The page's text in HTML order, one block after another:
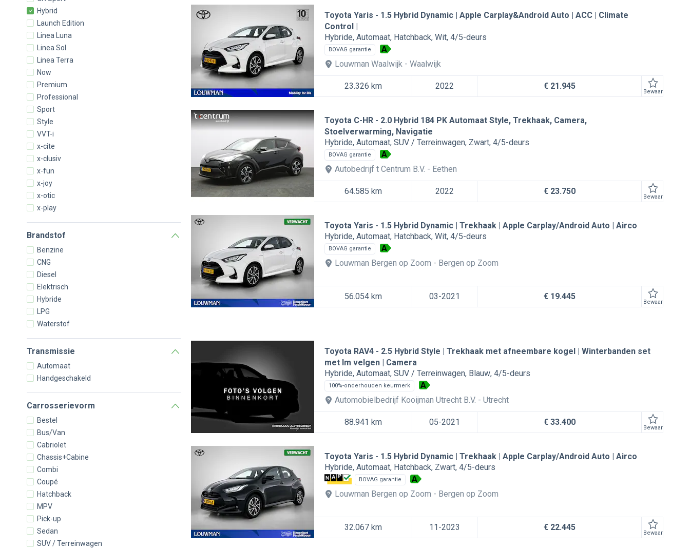
Hybrid
Launch Edition
Linea Luna
Linea Sol
Linea Terra
Now
Premium
Professional
Sport
Style
VVT-i
x-cite
x-clusiv
x-fun
x-joy
x-otic
x-play
Brandstof
Benzine
CNG
Diesel
Elektrisch
Hybride
LPG
Waterstof
Transmissie
Automaat
Handgeschakeld
Carrosserievorm
Bestel
Bus/Van
Cabriolet
Chassis+Cabine
Combi
Coupé
Hatchback
MPV
Pick-up
Sedan
SUV / Terreinwagen
Toyota Yaris
1.5 Hybrid Dynamic | Apple Carplay&Android Auto | ACC | Climate
Control |
Hybride Automaat Hatchback Wit 4/5-deurs
BOVAG garantie
A
Louwman Waalwijk
Waalwijk
23.326 km 2022 € 21.945
Bewaar
Toyota C-HR
2.0 Hybrid 184 PK Automaat Style, Trekhaak, Camera,
Stoelverwarming, Navigatie
Hybride Automaat SUV / Terreinwagen Zwart 4/5-deurs
BOVAG garantie
A
Autobedrijf t Centrum B.V.
Eethen
64.585 km 2022 € 23.750
Bewaar
Toyota Yaris
1.5 Hybrid Dynamic | Trekhaak | Apple Carplay/Android Auto | Airco
Hybride Automaat Hatchback Wit 4/5-deurs
BOVAG garantie
A
Louwman Bergen op Zoom
Bergen op Zoom
56.054 km 03-2021 € 19.445
Bewaar
Toyota RAV4
2.5 Hybrid Style | Trekhaak met afneembare kogel | Winterbanden set
met lm velgen | Camera
Hybride Automaat SUV / Terreinwagen Blauw 4/5-deurs
100%-onderhouden keurmerk
A
Automobielbedrijf Kooijman Utrecht B.V.
Utrecht
88.941 km 05-2021 € 33.400
Bewaar
Toyota Yaris
1.5 Hybrid Dynamic | Trekhaak | Apple Carplay/Android Auto | Airco
Hybride Automaat Hatchback Zwart 4/5-deurs
BOVAG garantie
A
Louwman Bergen op Zoom
Bergen op Zoom
32.067 km 11-2023 € 22.445
Bewaar